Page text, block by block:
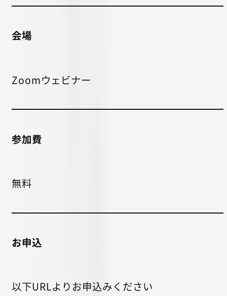
会場
Zoomウェビナー
参加費
無料
お申込
以下URLよりお申込みください